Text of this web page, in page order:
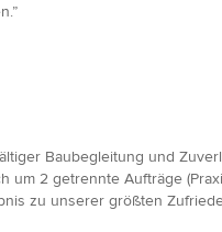
Baubegleitung und
2 getrennte Aufträge
zu unserer größten